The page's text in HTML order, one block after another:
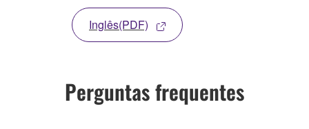
Inglês(PDF)
Perguntas frequentes